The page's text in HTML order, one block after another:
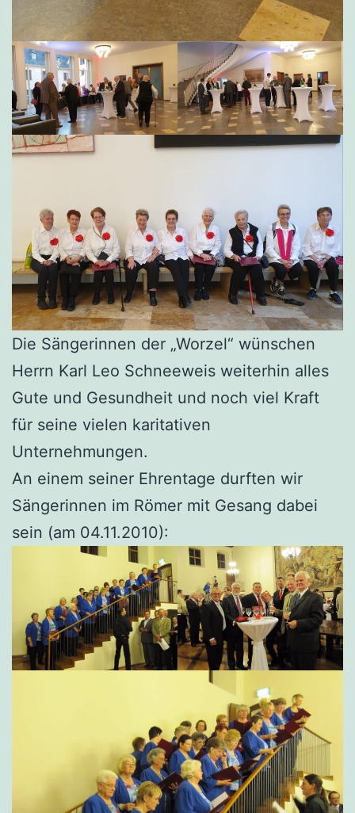
Die Sängerinnen der „Worzel“ wünschen
Herrn Karl Leo Schneeweis weiterhin alles
Gute und Gesundheit und noch viel Kraft
für seine vielen karitativen
Unternehmungen.
An einem seiner Ehrentage durften wir
Sängerinnen im Römer mit Gesang dabei
sein (am 04.11.2010):